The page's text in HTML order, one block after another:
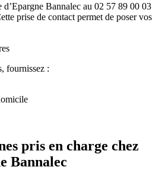
d’Epargne Bannalec au 02 57 89 00 03
prise de contact permet de poser vos
fournissez :
pris en charge chez
Bannalec